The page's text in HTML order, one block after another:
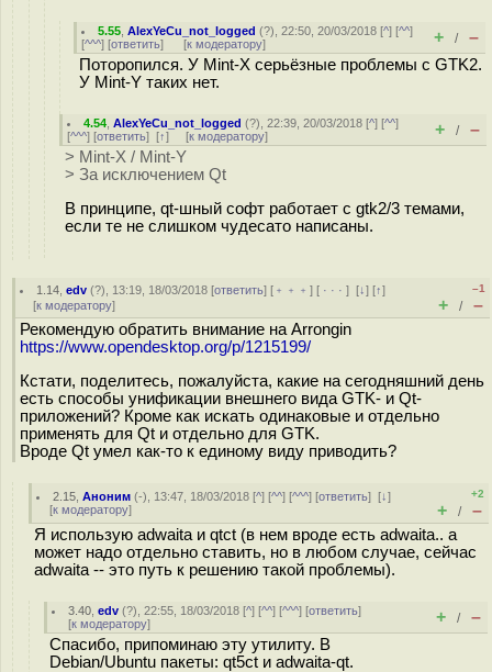
5.55 ,AlexYeCu_not_logged (?), 22:50, 20/03/2018 [^] [^^]
[^^^] [ответить] [к модератору] + / –
Поторопился. У Mint-X серьёзные проблемы с GTK2.
У Mint-Y таких нет.
4.54 ,AlexYeCu_not_logged (?), 22:39, 20/03/2018 [^] [^^]
[^^^] [ответить] [↑] [к модератору] + / –
> Mint-X / Mint-Y
> За исключением Qt
В принципе, qt-шный софт работает с gtk2/3 темами,
если те не слишком чудесато написаны.
1.14 ,edv (?), 13:19, 18/03/2018 [ответить] [ ﹢﹢﹢] [ · · ·][↓] [↑]
[к модератору]
–1
+ / –
Рекомендую обратить внимание на Arrongin
https://www.opendesktop.org/p/1215199/
Кстати, поделитесь, пожалуйста, какие на сегодняшний день
есть способы унификации внешнего вида GTK- и Qt-
приложений? Кроме как искать одинаковые и отдельно
применять для Qt и отдельно для GTK.
Вроде Qt умел как-то к единому виду приводить?
2.15 ,Аноним (-), 13:47, 18/03/2018 [^] [^^] [^^^] [ответить][↓]
[к модератору]
+2
+ / –
Я использую adwaita и qtct (в нем вроде есть adwaita.. а
может надо отдельно ставить, но в любом случае, сейчас
adwaita -- это путь к решению такой проблемы).
3.40 ,edv (?), 22:55, 18/03/2018 [^] [^^] [^^^] [ответить]
[к модератору] + / –
Спасибо, припоминаю эту утилиту. В
Debian/Ubuntu пакеты: qt5ct и adwaita-qt.